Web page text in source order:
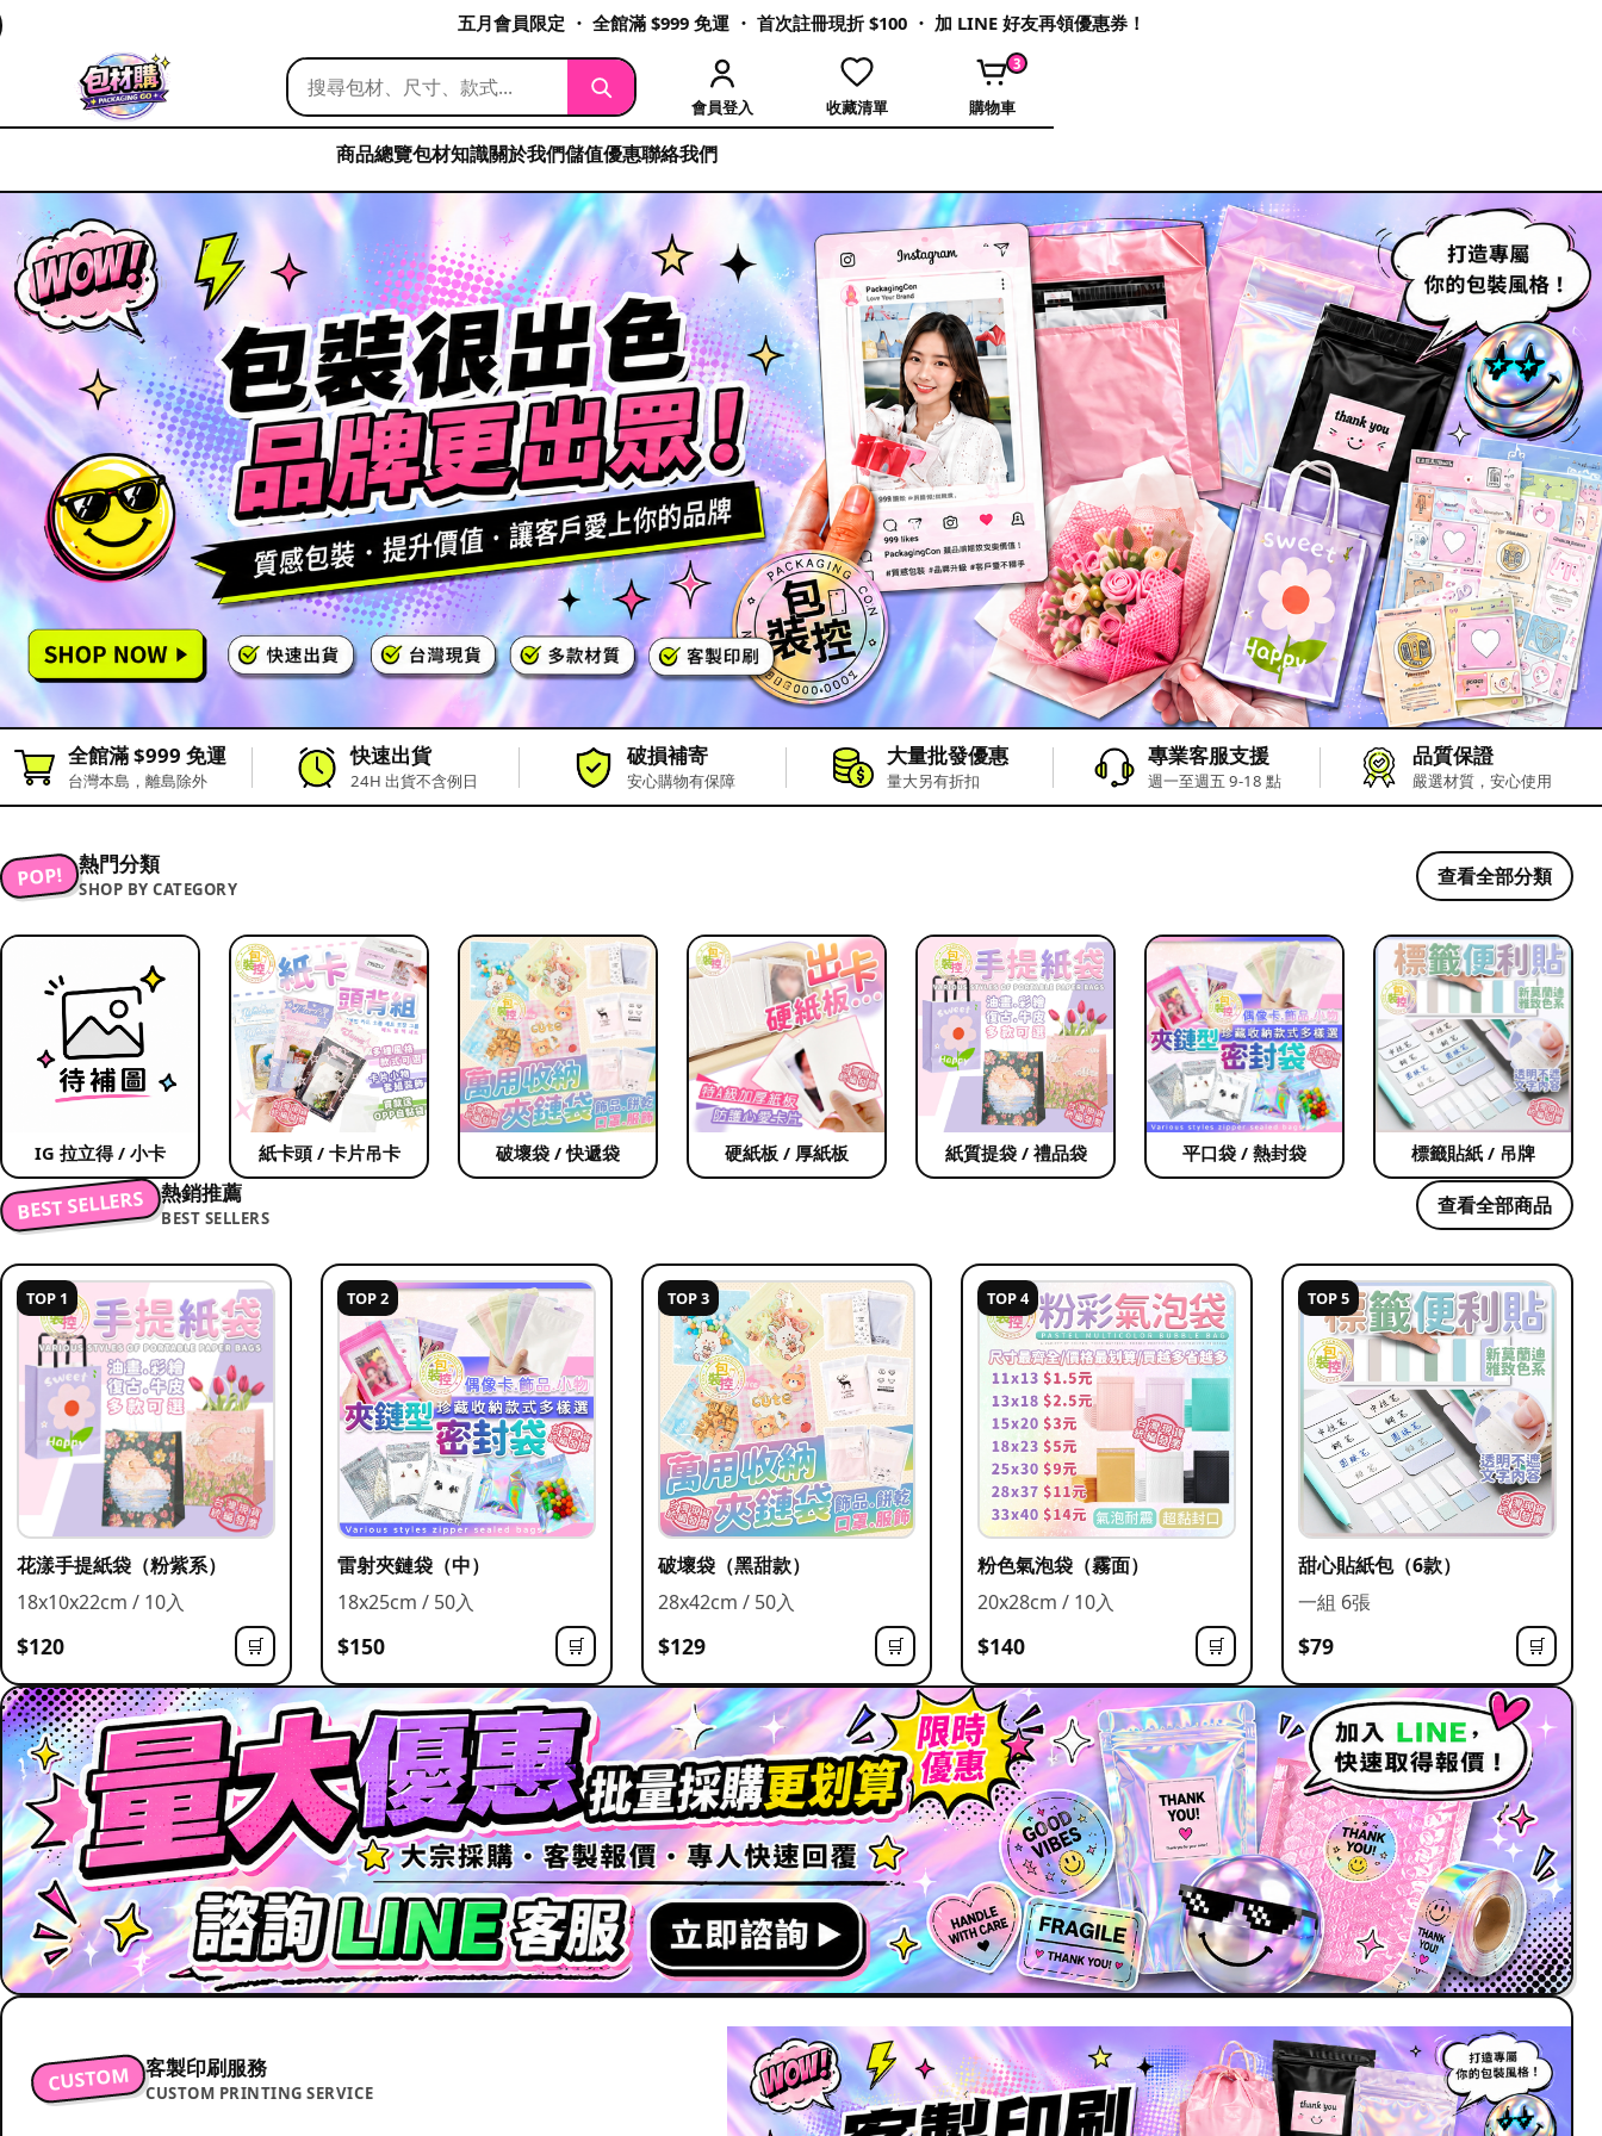
五月會員限定 ・ 全館滿 $999 免運 ・ 首次註冊現折 $100 ・ 加 LINE 好友再領優惠券！
會員登入 收藏清單
3
購物車
商品總覽包材知識關於我們儲值優惠聯絡我們
全館滿 $999 免運
台灣本島，離島除外
快速出貨
24H 出貨不含例日
破損補寄
安心購物有保障
大量批發優惠
量大另有折扣
專業客服支援
週一至週五 9-18 點
品質保證
嚴選材質，安心使用
POP! 熱門分類
SHOP BY CATEGORY
查看全部分類
IG 拉立得 / 小卡 紙卡頭 / 卡片吊卡 破壞袋 / 快遞袋 硬紙板 / 厚紙板 紙質提袋 / 禮品袋 平口袋 / 熱封袋 標籤貼紙 / 吊牌
BEST SELLERS 熱銷推薦
BEST SELLERS
查看全部商品
TOP 1
花漾手提紙袋（粉紫系）
18x10x22cm / 10入
$120 🛒
TOP 2
雷射夾鏈袋（中）
18x25cm / 50入
$150 🛒
TOP 3
破壞袋（黑甜款）
28x42cm / 50入
$129 🛒
TOP 4
粉色氣泡袋（霧面）
20x28cm / 10入
$140 🛒
TOP 5
甜心貼紙包（6款）
一組 6張
$79 🛒
CUSTOM 客製印刷服務
CUSTOM PRINTING SERVICE